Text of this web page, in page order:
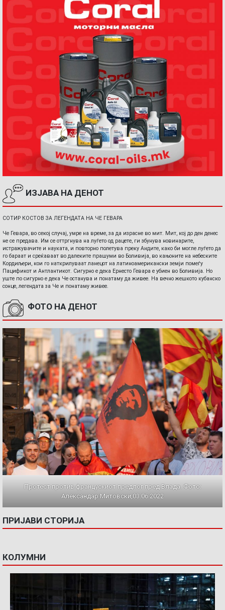
ИЗЈАВА НА ДЕНОТ
СОТИР КОСТОВ ЗА ЛЕГЕНДАТА НА ЧЕ ГЕВАРА
Че Гевара, во секој случај, умре на време, за да израсне во мит. Мит, кој до ден денес
не се предава. Им се оттргнува на луѓето од рацете, ги збунува новинарите,
истражувачите и науката, и повторно полетува преку Андите, како би могле луѓето да
го бараат и среќаваат во далеките прашуми во Боливија, во кањоните на небеските
Кордиљери, кои го наткрилуваат ланецот на латиноамерикански земји помеѓу
Пацификот и Антлантикот. Сигурно е дека Ернесто Гевара е убиен во Боливија. Но
уште по сигурно е дека Че останува и понатаму да живее. На вечно жешкото кубанско
сонце, легендата за Че и понатаму живее.
ФОТО НА ДЕНОТ
Протест против францускиот предлог пред Влада. Фото:
Александар Митовски,03.06.2022
ПРИЈАВИ СТОРИЈА
КОЛУМНИ